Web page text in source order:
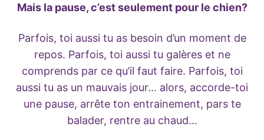
Mais la pause, c’est seulement pour le chien?
Parfois, toi aussi tu as besoin d’un moment de
repos. Parfois, toi aussi tu galères et ne
comprends par ce qu’il faut faire. Parfois, toi
aussi tu as un mauvais jour… alors, accorde-toi
une pause, arrête ton entrainement, pars te
balader, rentre au chaud…